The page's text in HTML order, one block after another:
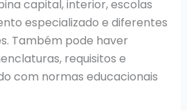
capital, interior, escolas
especializado e diferentes
Também pode haver
requisitos e
com normas educacionais